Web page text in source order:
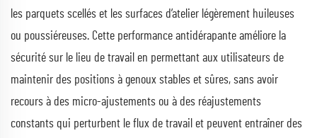
les parquets scellés et les surfaces d’atelier légèrement huileuses
ou poussiéreuses. Cette performance antidérapante améliore la
sécurité sur le lieu de travail en permettant aux utilisateurs de
maintenir des positions à genoux stables et sûres, sans avoir
recours à des micro-ajustements ou à des réajustements
constants qui perturbent le flux de travail et peuvent entraîner des